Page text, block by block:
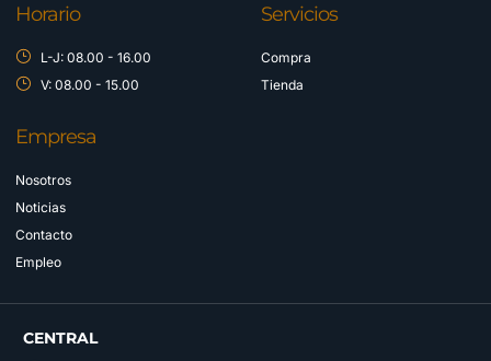
Horario
L-J: 08.00 - 16.00
V: 08.00 - 15.00
Servicios
Compra
Tienda
Empresa
Nosotros
Noticias
Contacto
Empleo
CENTRAL